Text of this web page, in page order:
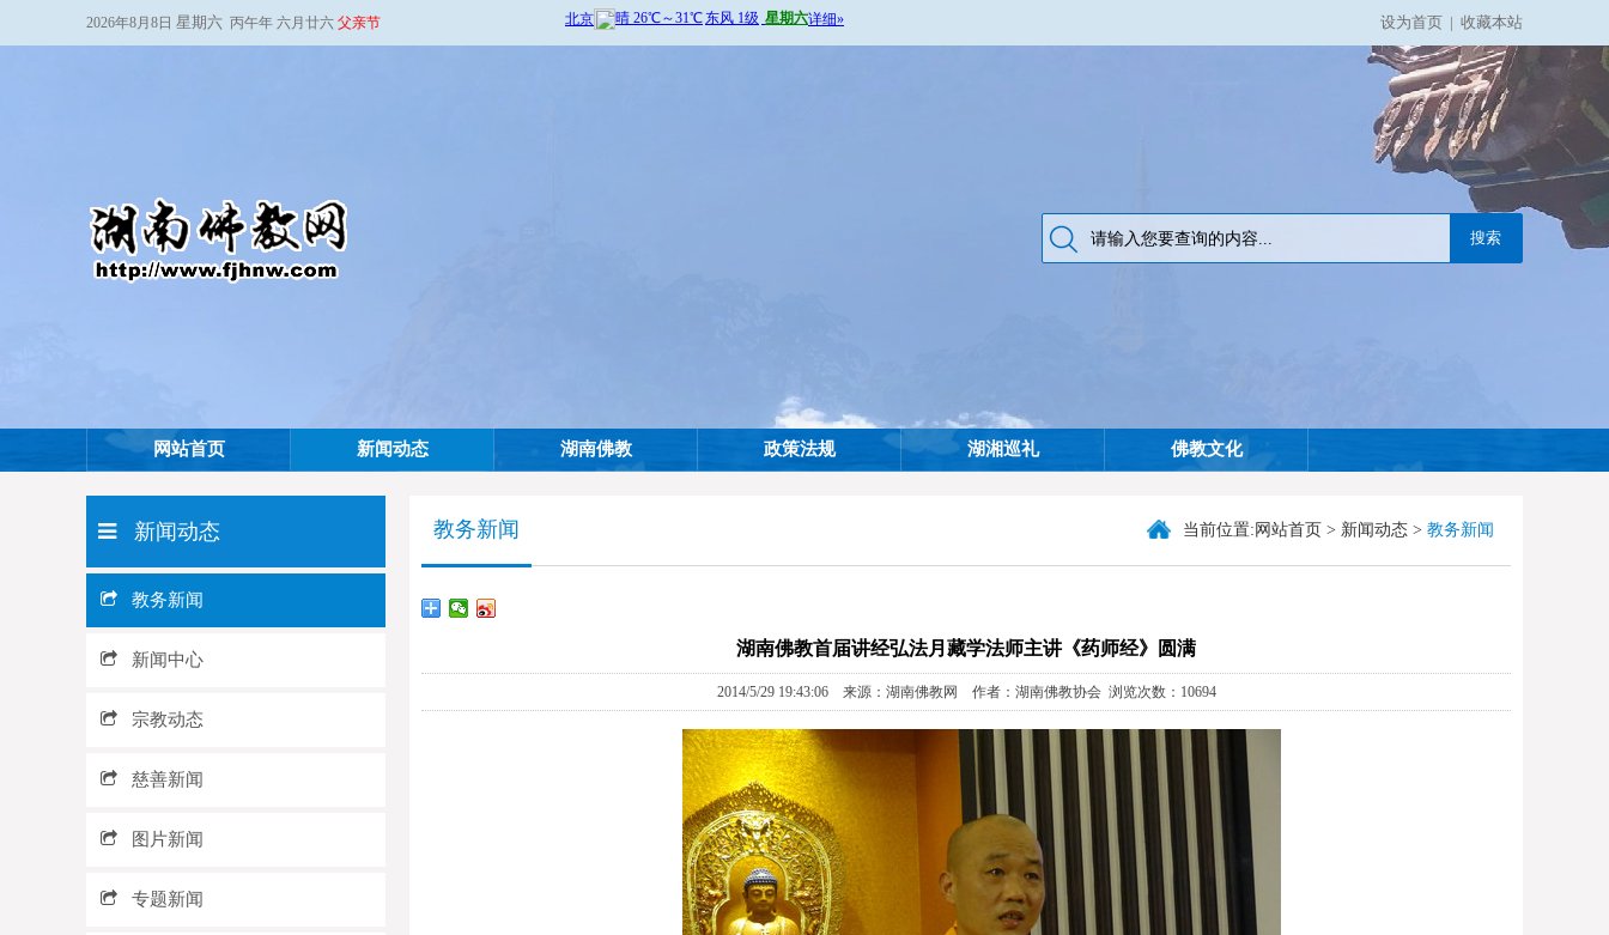
2026年8月8日 星期六 丙午年 六月廿六 父亲节 设为首页 | 收藏本站
网站首页 新闻动态 湖南佛教 政策法规 湖湘巡礼 佛教文化
新闻动态
教务新闻
新闻中心
宗教动态
慈善新闻
图片新闻
专题新闻
教务新闻 当前位置: 网站首页 > 新闻动态 > 教务新闻
湖南佛教首届讲经弘法月藏学法师主讲《药师经》圆满
2014/5/29 19:43:06 来源：湖南佛教网 作者：湖南佛教协会 浏览次数：10694